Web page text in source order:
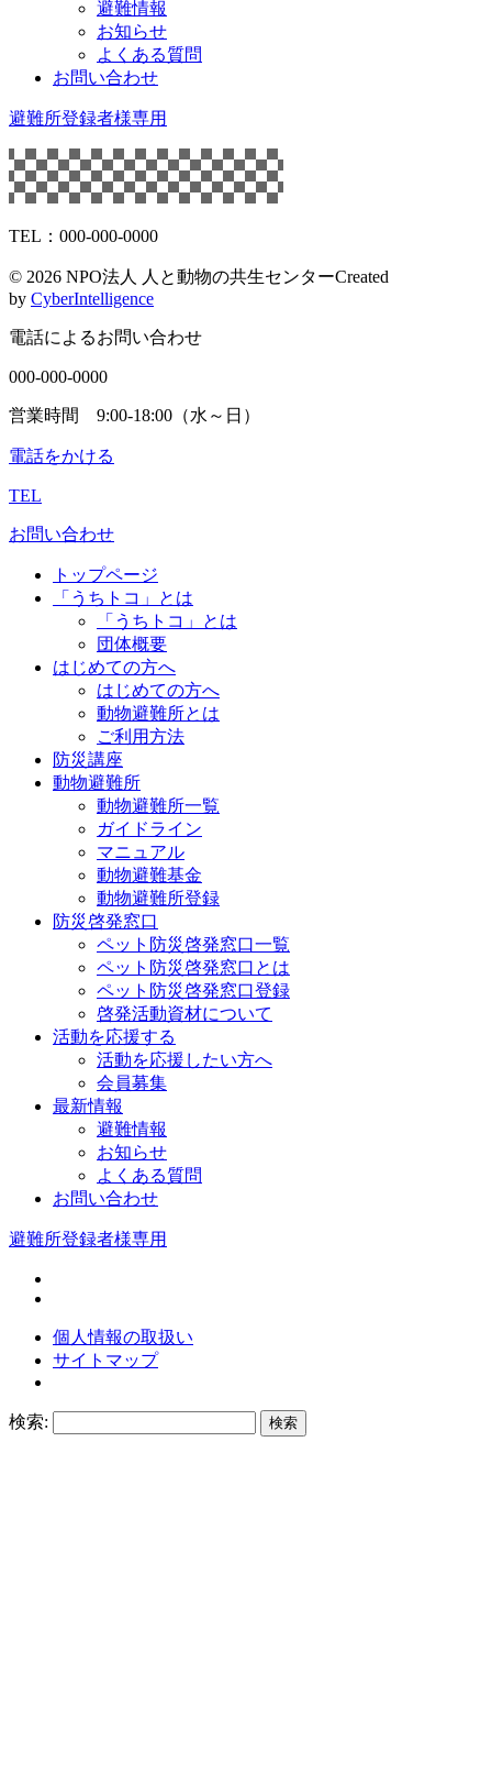
避難情報
お知らせ
よくある質問
お問い合わせ
避難所登録者様専用
TEL：000-000-0000
© 2026 NPO法人 人と動物の共生センターCreated
by CyberIntelligence
電話によるお問い合わせ
000-000-0000
営業時間 9:00-18:00（水～日）
電話をかける
TEL
お問い合わせ
トップページ
「うちトコ」とは
「うちトコ」とは
団体概要
はじめての方へ
はじめての方へ
動物避難所とは
ご利用方法
防災講座
動物避難所
動物避難所一覧
ガイドライン
マニュアル
動物避難基金
動物避難所登録
防災啓発窓口
ペット防災啓発窓口一覧
ペット防災啓発窓口とは
ペット防災啓発窓口登録
啓発活動資材について
活動を応援する
活動を応援したい方へ
会員募集
最新情報
避難情報
お知らせ
よくある質問
お問い合わせ
避難所登録者様専用
個人情報の取扱い
サイトマップ
検索: